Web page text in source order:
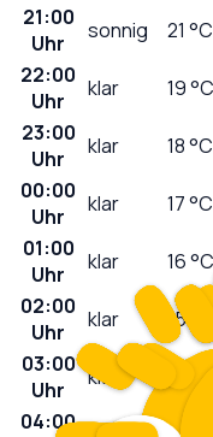
21:00
Uhr
sonnig 21 °C
22:00
Uhr
klar 19°C
23:00
Uhr
klar 18°C
00:00
Uhr
klar 17°C
01:00
Uhr
klar 16°C
02:00
Uhr
klar 15°C
03:00
Uhr
klar
04:00